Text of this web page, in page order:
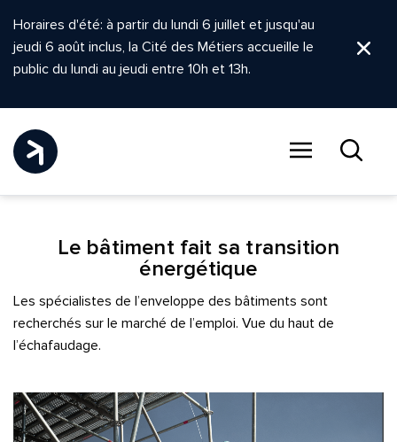
Horaires d'été: à partir du lundi 6 juillet et jusqu'au
jeudi 6 août inclus, la Cité des Métiers accueille le
public du lundi au jeudi entre 10h et 13h.
Le bâtiment fait sa transition
énergétique
Les spécialistes de l’enveloppe des bâtiments sont
recherchés sur le marché de l’emploi. Vue du haut de
l’échafaudage.